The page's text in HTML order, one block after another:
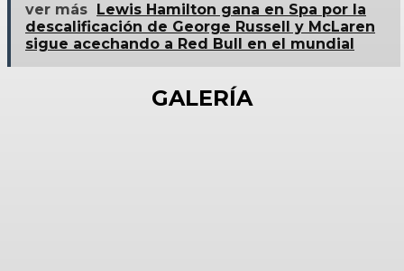
ver más Lewis Hamilton gana en Spa por la
descalificación de George Russell y McLaren
sigue acechando a Red Bull en el mundial
GALERÍA